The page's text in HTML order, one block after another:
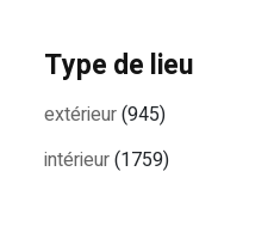
Type de lieu
extérieur(945)
intérieur(1759)